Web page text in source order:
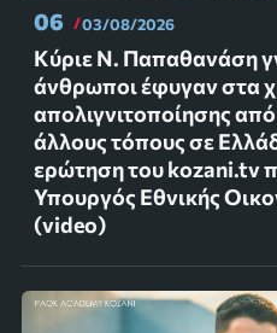
06 03/08/2026
Κύριε Ν. Παπαθανάση
άνθρωποι έφυγαν στα
απολιγνιτοποίησης
άλλους τόπους σε
ερώτηση του kozani.tv
Υπουργός Εθνικής
(video)